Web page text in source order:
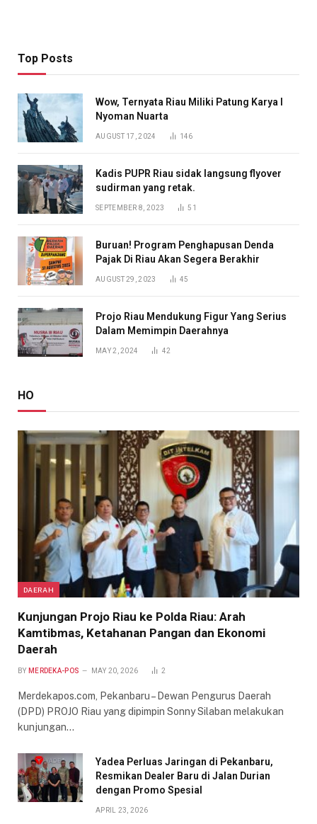
Top Posts
Wow, Ternyata Riau Miliki Patung Karya I
Nyoman Nuarta
AUGUST 17, 2024 146
Kadis PUPR Riau sidak langsung flyover
sudirman yang retak.
SEPTEMBER 8, 2023 51
Buruan! Program Penghapusan Denda
Pajak Di Riau Akan Segera Berakhir
AUGUST 29, 2023 45
Projo Riau Mendukung Figur Yang Serius
Dalam Memimpin Daerahnya
MAY 2, 2024 42
HO
DAERAH
Kunjungan Projo Riau ke Polda Riau: Arah
Kamtibmas, Ketahanan Pangan dan Ekonomi
Daerah
BY MERDEKA-POS MAY 20, 2026 2
Merdekapos.com, Pekanbaru – Dewan Pengurus Daerah
(DPD) PROJO Riau yang dipimpin Sonny Silaban melakukan
kunjungan…
Yadea Perluas Jaringan di Pekanbaru,
Resmikan Dealer Baru di Jalan Durian
dengan Promo Spesial
APRIL 23, 2026